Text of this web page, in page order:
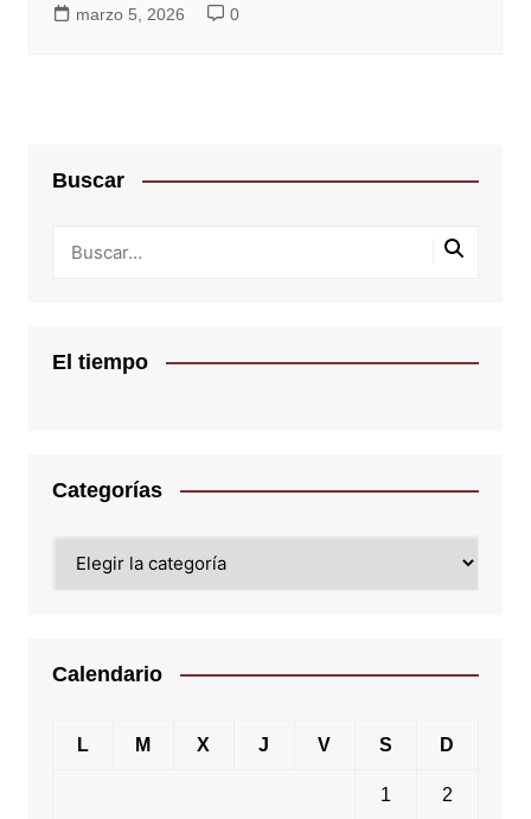
marzo 5, 2026
0
Buscar
El tiempo
Categorías
Calendario
L M X J V S D
1 2